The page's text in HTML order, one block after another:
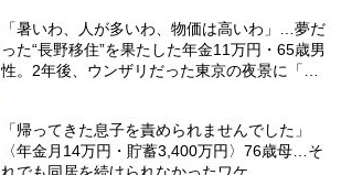
「暑いわ、人が多いわ、物価は高いわ」…夢だ
った“長野移住”を果たした年金11万円・65歳男
性。2年後、ウンザリだった東京の夜景に「癒
「帰ってきた息子を責められませんでした」
〈年金月14万円・貯蓄3,400万円〉76歳母…そ